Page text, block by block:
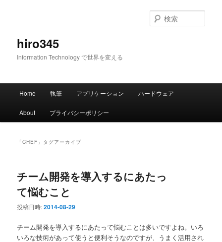
hiro345
Information Technology で世界を変える
索
メ
Home 執筆 アプリケーション ハードウェア
About プライバシーポリシー
「CHEF 」タグアーカイブ
チーム開発を導入するにあたっ
て悩むこと
投稿日時:2014-08-29
チーム開発を導入するにあたって悩むことは多いですよね。いろ
いろな技術があって使うと便利そうなのですが、うまく活用され